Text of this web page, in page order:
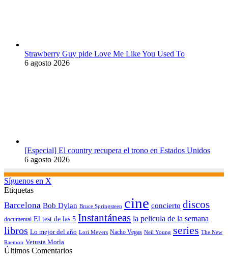
Strawberry Guy pide Love Me Like You Used To
6 agosto 2026
[Especial] El country recupera el trono en Estados Unidos
6 agosto 2026
Síguenos en X
Etiquetas
Barcelona Bob Dylan Bruce Springsteen cine concierto discos
documental El test de las 5 Instantáneas la pelicula de la semana
libros Lo mejor del año Lori Meyers Nacho Vegas Neil Young series The New
Raemon Vetusta Morla
Últimos Comentarios